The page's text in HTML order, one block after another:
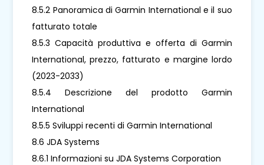
8.5.2 Panoramica di Garmin International e il suo
fatturato totale
8.5.3 Capacità produttiva e offerta di Garmin
International, prezzo, fatturato e margine lordo
(2023-2033)
8.5.4 Descrizione del prodotto Garmin
International
8.5.5 Sviluppi recenti di Garmin International
8.6 JDA Systems
8.6.1 Informazioni su JDA Systems Corporation